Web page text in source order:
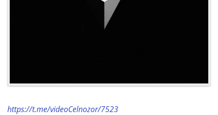
https://t.me/videoCelnozor/7523